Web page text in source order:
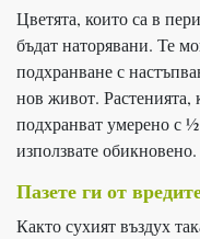
Цветята, които са в
бъдат наторявани. Те
подхранване с
нов живот. Растенията,
подхранват умерено с
използвате обикновено.
Пазете ги от
Както сухият въздух